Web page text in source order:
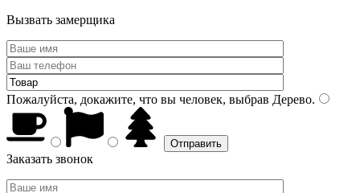
Вызвать замерщика
Пожалуйста, докажите, что вы человек, выбрав Дерево.
Заказать звонок